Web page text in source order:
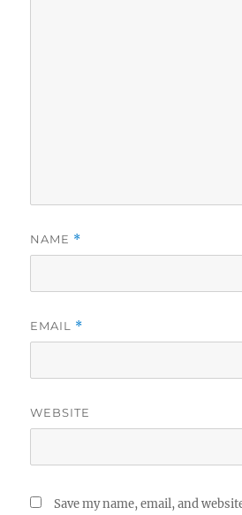
NAME *
EMAIL *
WEBSITE
Save my name, email, and